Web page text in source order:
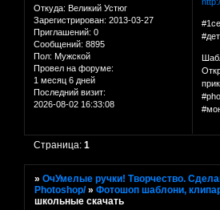
Откуда: Великий Устюг
Зарегистрирован: 2013-03-27
Приглашений: 0
Сообщений: 8895
Пол: Мужской
Провел на форуме:
1 месяц 6 дней
Последний визит:
2026-08-02 16:33:08
Страница:1
»ОчУмелые ручки! Творчество.
Photoshop/ »Фотошоп шаблони,
школьные скачать